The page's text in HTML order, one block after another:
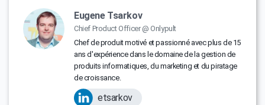
Eugene Tsarkov
Chief Product Officer @ Onlypult
Chef de produit motivé et passionné avec plus de 15
ans d'expérience dans le domaine de la gestion de
produits informatiques, du marketing et du piratage
de croissance.
etsarkov